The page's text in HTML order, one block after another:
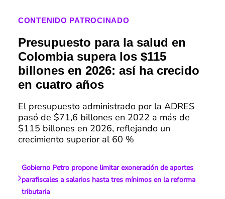
CONTENIDO PATROCINADO
Presupuesto para la salud en
Colombia supera los $115
billones en 2026: así ha crecido
en cuatro años
El presupuesto administrado por la ADRES
pasó de $71,6 billones en 2022 a más de
$115 billones en 2026, reflejando un
crecimiento superior al 60 %
Gobierno Petro propone limitar exoneración de aportes
parafiscales a salarios hasta tres mínimos en la reforma
tributaria